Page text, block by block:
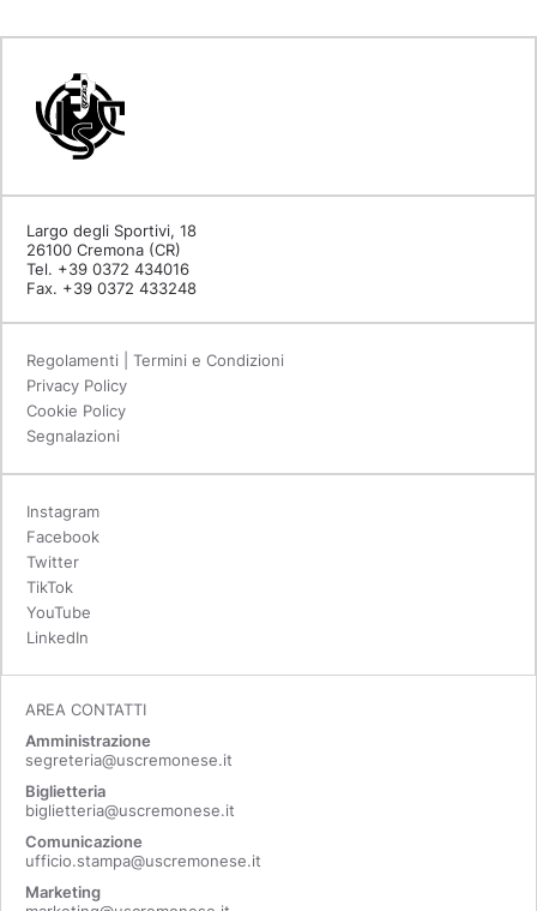
Largo degli Sportivi, 18
26100 Cremona (CR)
Tel. +39 0372 434016
Fax. +39 0372 433248
Regolamenti | Termini e Condizioni
Privacy Policy
Cookie Policy
Segnalazioni
Instagram
Facebook
Twitter
TikTok
YouTube
LinkedIn
AREA CONTATTI
Amministrazione
segreteria@uscremonese.it
Biglietteria
biglietteria@uscremonese.it
Comunicazione
ufficio.stampa@uscremonese.it
Marketing